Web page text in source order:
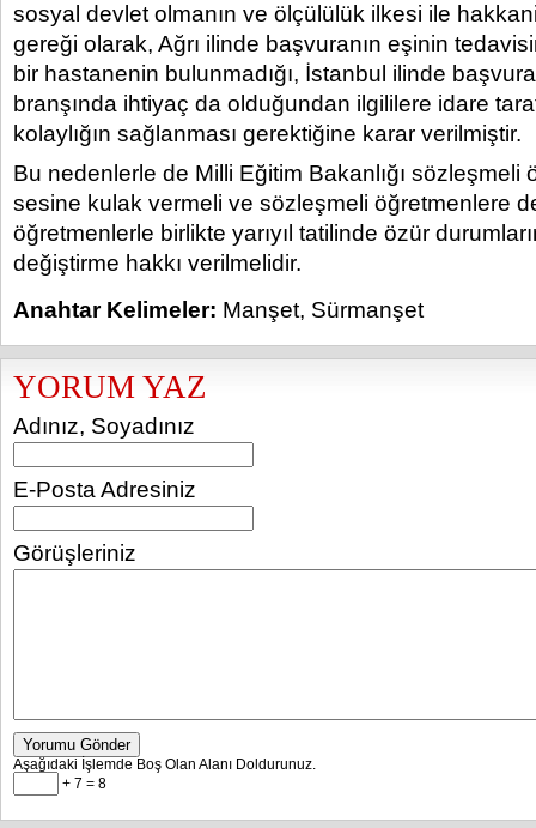
sosyal devlet olmanın ve ölçülülük ilkesi ile
gereği olarak, Ağrı ilinde başvuranın eşinin
bir hastanenin bulunmadığı, İstanbul ilinde
branşında ihtiyaç da olduğundan ilgililere idare
kolaylığın sağlanması gerektiğine karar verilmiştir.
Bu nedenlerle de Milli Eğitim Bakanlığı sözleşmeli
sesine kulak vermeli ve sözleşmeli öğretmenlere
öğretmenlerle birlikte yarıyıl tatilinde özür
değiştirme hakkı verilmelidir.
Anahtar Kelimeler: Manşet, Sürmanşet
YORUM YAZ
Adınız, Soyadınız
E-Posta Adresiniz
Görüşleriniz
Yorumu Gönder
Aşağıdaki İşlemde Boş Olan Alanı Doldurunuz.
+ 7 = 8